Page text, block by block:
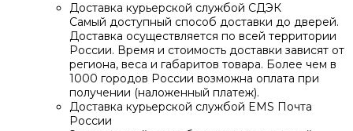
Доставка курьерской службой СДЭК
Самый доступный способ доставки до дверей.
Доставка осуществляется по всей территории
России. Время и стоимость доставки зависят от
региона, веса и габаритов товара. Более чем в
1000 городов России возможна оплата при
получении (наложенный платеж).
Доставка курьерской службой EMS Почта
России